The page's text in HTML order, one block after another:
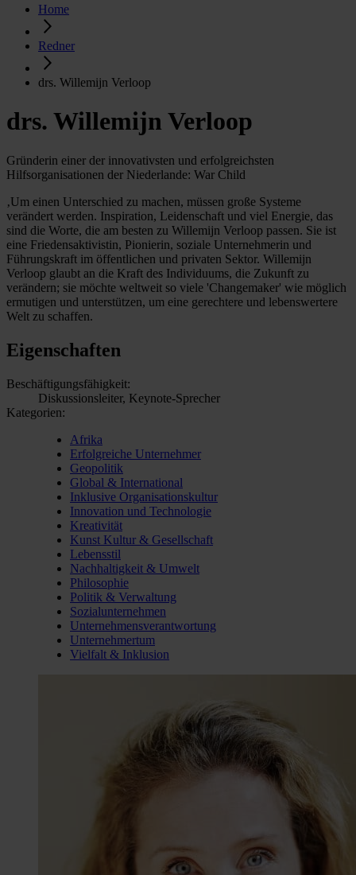
Home
Redner
drs. Willemijn Verloop
drs. Willemijn Verloop
Gründerin einer der innovativsten und erfolgreichsten
Hilfsorganisationen der Niederlande: War Child
‚Um einen Unterschied zu machen, müssen große Systeme
verändert werden. Inspiration, Leidenschaft und viel Energie, das
sind die Worte, die am besten zu Willemijn Verloop passen. Sie ist
eine Friedensaktivistin, Pionierin, soziale Unternehmerin und
Führungskraft im öffentlichen und privaten Sektor. Willemijn
Verloop glaubt an die Kraft des Individuums, die Zukunft zu
verändern; sie möchte weltweit so viele 'Changemaker' wie möglich
ermutigen und unterstützen, um eine gerechtere und lebenswertere
Welt zu schaffen.
Eigenschaften
Beschäftigungsfähigkeit:
Diskussionsleiter, Keynote-Sprecher
Kategorien:
Afrika
Erfolgreiche Unternehmer
Geopolitik
Global & International
Inklusive Organisationskultur
Innovation und Technologie
Kreativität
Kunst Kultur & Gesellschaft
Lebensstil
Nachhaltigkeit & Umwelt
Philosophie
Politik & Verwaltung
Sozialunternehmen
Unternehmensverantwortung
Unternehmertum
Vielfalt & Inklusion